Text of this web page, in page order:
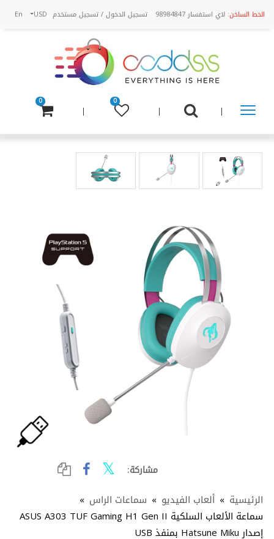
الخط الساخن: لاي استفسار 98984847 تسجيل الدخول/تسجيل مستخدم USD
En
طريق
الفئة
0
0
مشاركة:
الرئيسية » ألعاب الفيديو » سماعات الراس »
سماعة الألعاب السلكية ASUS A303 TUF Gaming H1 Gen II
إصدار Hatsune Miku بمنفذ USB